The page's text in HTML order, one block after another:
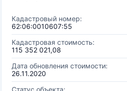
Кадастровый номер:
62:06:0010607:55
Кадастровая стоимость:
115 352 021,08
Дата обновления стоимости:
26.11.2020
Статус объекта: